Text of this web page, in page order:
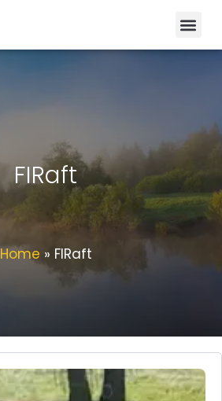
FIRaft
Home » FIRaft